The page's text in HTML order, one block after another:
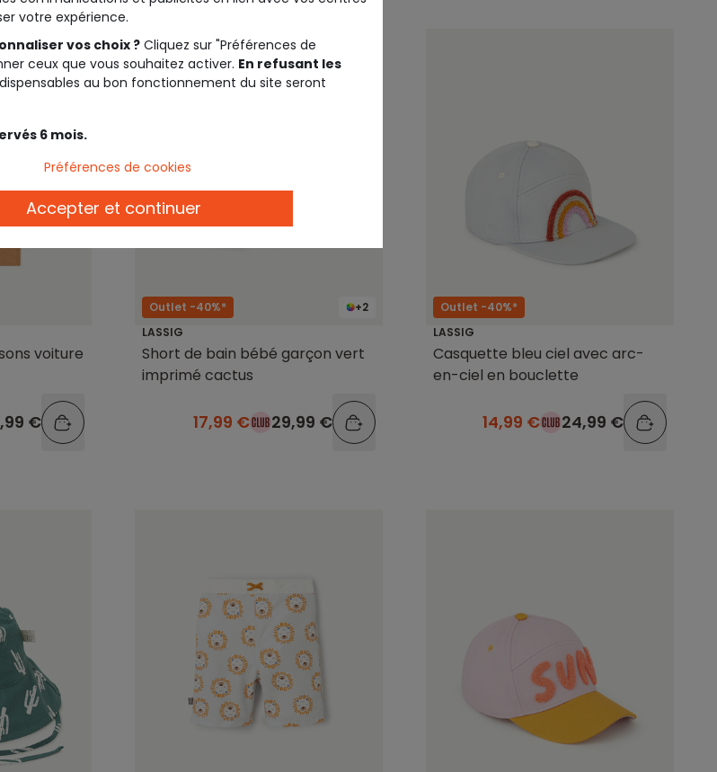
voiture
€
+2
Outlet -40%*
LASSIG
Short de bain bébé garçon vert
imprimé cactus
17,99 € 29,99 €
Outlet -40%*
LASSIG
Casquette bleu ciel avec arc-
en-ciel en bouclette
14,99 € 24,99 €
votre expérience.
vos choix ? Cliquez sur "Préférences de
ceux que vous souhaitez activer. En refusant les
au bon fonctionnement du site seront
6 mois.
Préférences de cookies
Accepter et continuer